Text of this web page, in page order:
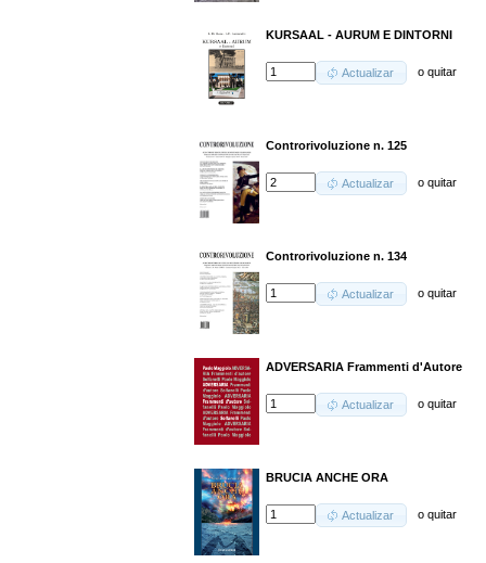
KURSAAL - AURUM E DINTORNI
Actualizar oquitar
Controrivoluzione n. 125
Actualizar oquitar
Controrivoluzione n. 134
Actualizar oquitar
ADVERSARIA Frammenti d'Autore
Actualizar oquitar
BRUCIA ANCHE ORA
Actualizar oquitar